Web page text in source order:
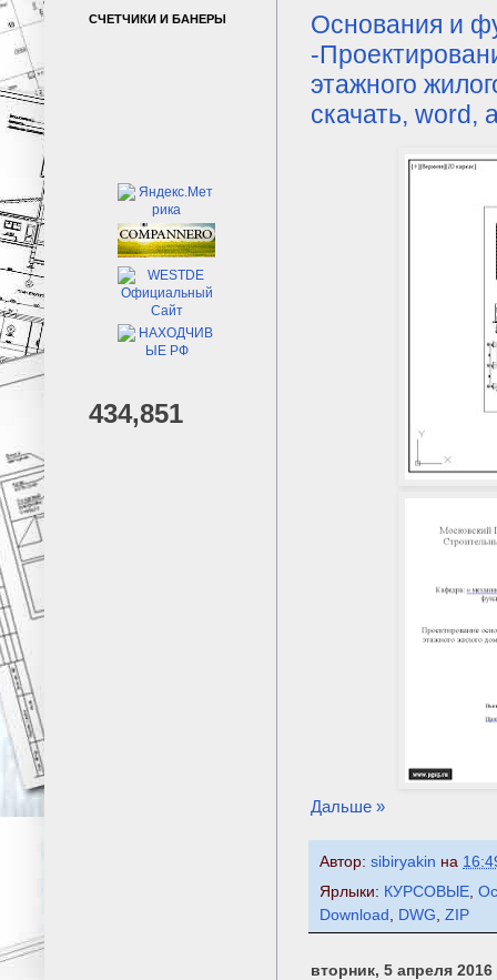
Основания и
-
этажного
скачать, word,
Дальше »
Автор: sibiryakin на
Ярлыки: КУРСОВЫЕ
Download
DWG ZIP
вторник, 5 апреля 2016
СЧЕТЧИКИ И БАНЕРЫ
434,851